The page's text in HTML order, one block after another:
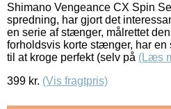
Shimano Vengeance CX Spin
spredning, har gjort det
en serie af stænger, målrettet
forholdsvis korte stænger, har en
til at kroge perfekt (selv på (Læs
399 kr. (Vis fragtpris)